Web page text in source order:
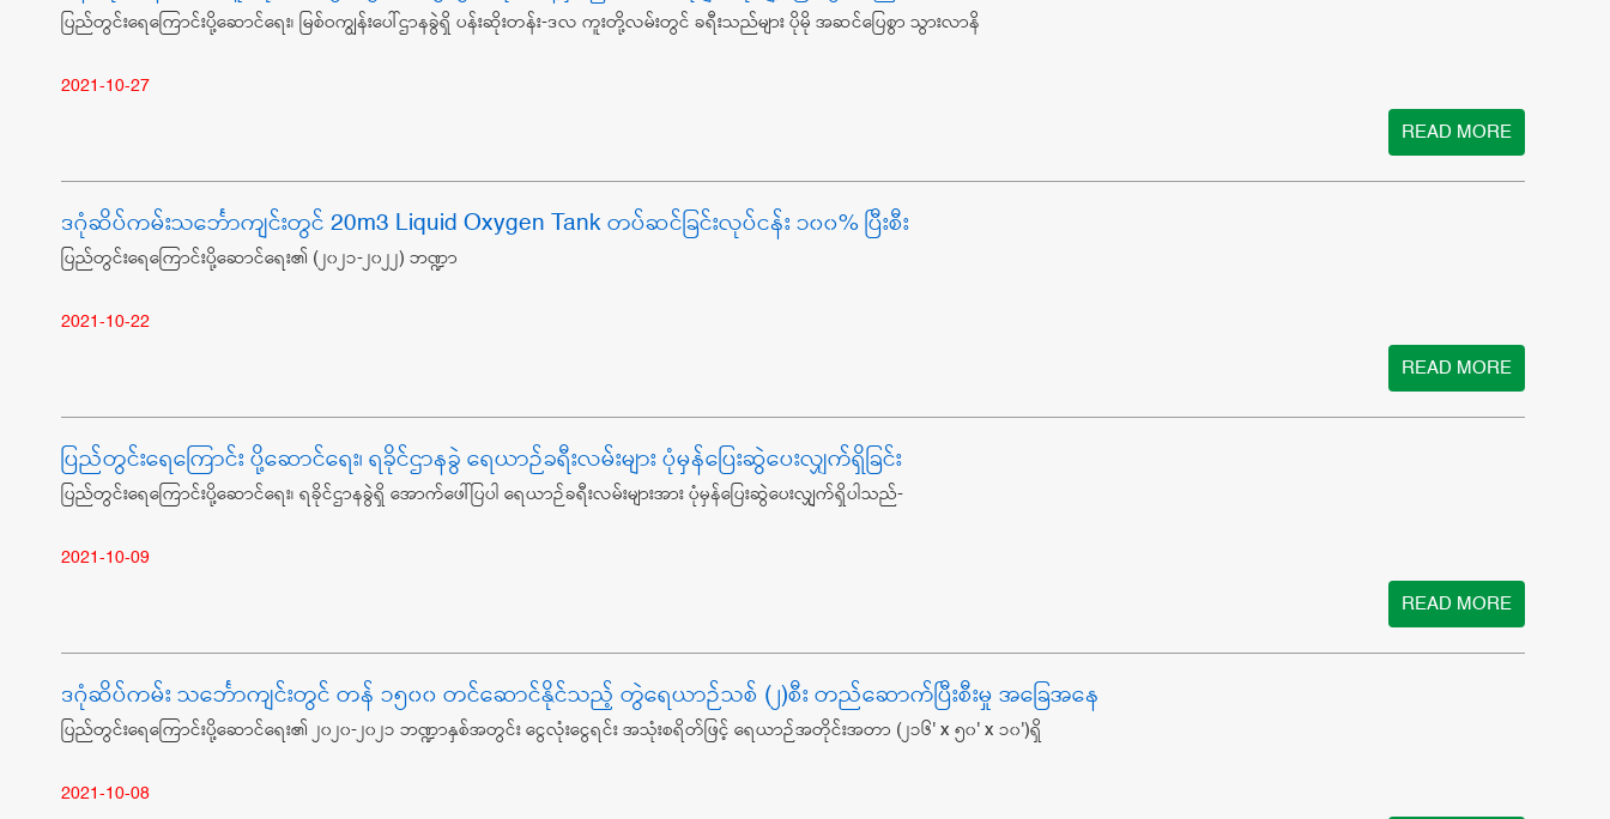
ပြည်တွင်းရေကြောင်းပို့ဆောင်ရေး၊ မြစ်ဝကျွန်းပေါ်ဌာနခွဲရှိ ပန်းဆိုးတန်း-ဒလ ကူးတို့လမ်းတွင် ခရီးသည်များ ပိုမို အဆင်ပြေစွာ သွားလာနိ
2021-10-27
READ MORE
ဒဂုံဆိပ်ကမ်းသင်္ဘောကျင်းတွင် 20m3 Liquid Oxygen Tank တပ်ဆင်ခြင်းလုပ်ငန်း ၁၀၀% ပြီးစီး
ပြည်တွင်းရေကြောင်းပို့ဆောင်ရေး၏ (၂၀၂၁-၂၀၂၂) ဘဏ္ဍာ
2021-10-22
READ MORE
ပြည်တွင်းရေကြောင်း ပို့ဆောင်ရေး၊ ရခိုင်ဌာနခွဲ ရေယာဉ်ခရီးလမ်းများ ပုံမှန်ပြေးဆွဲပေးလျှက်ရှိခြင်း
ပြည်တွင်းရေကြောင်းပို့ဆောင်ရေး၊ ရခိုင်ဌာနခွဲရှိ အောက်ဖေါ်ပြပါ ရေယာဉ်ခရီးလမ်းများအား ပုံမှန်ပြေးဆွဲပေးလျှက်ရှိပါသည်-
2021-10-09
READ MORE
ဒဂုံဆိပ်ကမ်း သင်္ဘောကျင်းတွင် တန် ၁၅၀၀ တင်ဆောင်နိုင်သည့် တွဲရေယာဉ်သစ် (၂)စီး တည်ဆောက်ပြီးစီးမှု အခြေအနေ
ပြည်တွင်းရေကြောင်းပို့ဆောင်ရေး၏ ၂၀၂၀-၂၀၂၁ ဘဏ္ဍာနှစ်အတွင်း ငွေလုံးငွေရင်း အသုံးစရိတ်ဖြင့် ရေယာဉ်အတိုင်းအတာ (၂၁၆' x ၅၀' x ၁၀')ရှိ
2021-10-08